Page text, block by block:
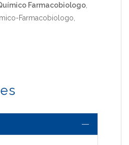
Farmacobiologo
Farmacobiologo,